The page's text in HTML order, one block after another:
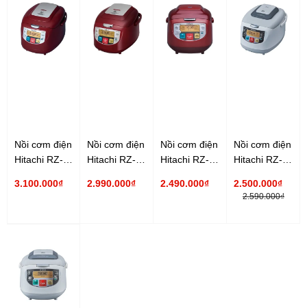
Nồi cơm điện
Hitachi RZ-
lít
3.100.000₫
Nồi cơm điện
Hitachi RZ-
lít
2.990.000₫
Nồi cơm điện
Hitachi RZ-
lít
2.490.000₫
Nồi cơm điện
Hitachi RZ-
lít
2.500.000₫
2.590.000₫